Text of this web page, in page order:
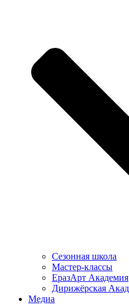
Сезонная школа
Мастер-классы
ЕразАрт Академия
Дирижёрская
Медиа